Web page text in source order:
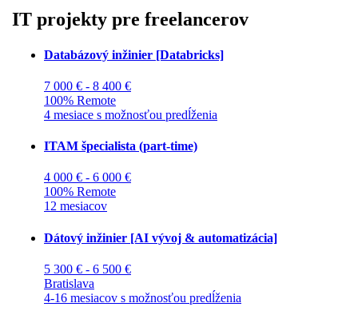
IT projekty pre freelancerov
Databázový inžinier [Databricks]
7 000 € - 8 400 €
100% Remote
4 mesiace s možnosťou predĺženia
ITAM špecialista (part-time)
4 000 € - 6 000 €
100% Remote
12 mesiacov
Dátový inžinier [AI vývoj & automatizácia]
5 300 € - 6 500 €
Bratislava
4-16 mesiacov s možnosťou predĺženia